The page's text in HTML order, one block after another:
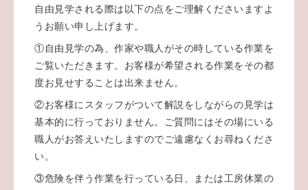
自由見学される際は以下の点をご理解くださいますよ
うお願い申し上げます。
①自由見学の為、作家や職人がその時している作業を
ご覧いただきます。お客様が希望される作業をその都
度お見せすることは出来ません。
②お客様にスタッフがついて解説をしながらの見学は
基本的に行っておりません。ご質問にはその場にいる
職人がお答えいたしますのでご遠慮なくお尋ねくださ
い。
③危険を伴う作業を行っている日、または工房休業の